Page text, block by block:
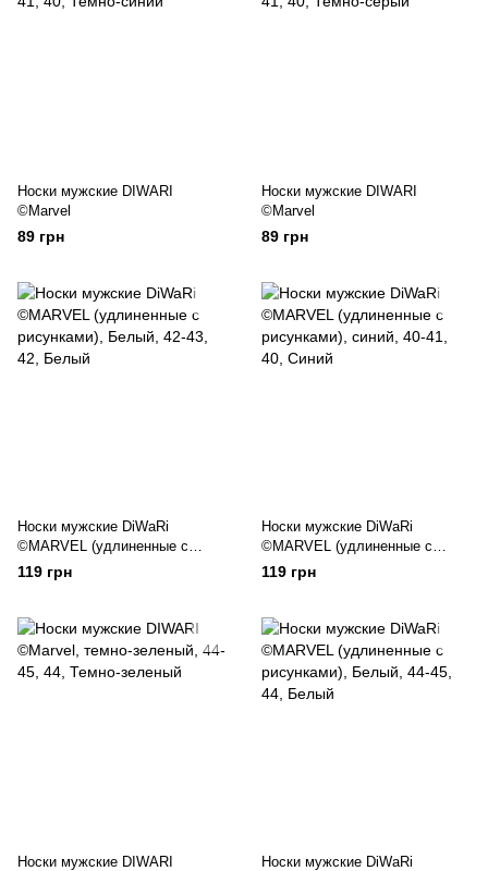
Носки мужские DIWARI
©Marvel
89 грн
Носки мужские DIWARI
©Marvel
89 грн
Носки мужские DiWaRi
©MARVEL (удлиненные с
рисунками)
119 грн
Носки мужские DiWaRi
©MARVEL (удлиненные с
рисунками)
119 грн
Носки мужские DIWARI
Носки мужские DiWaRi